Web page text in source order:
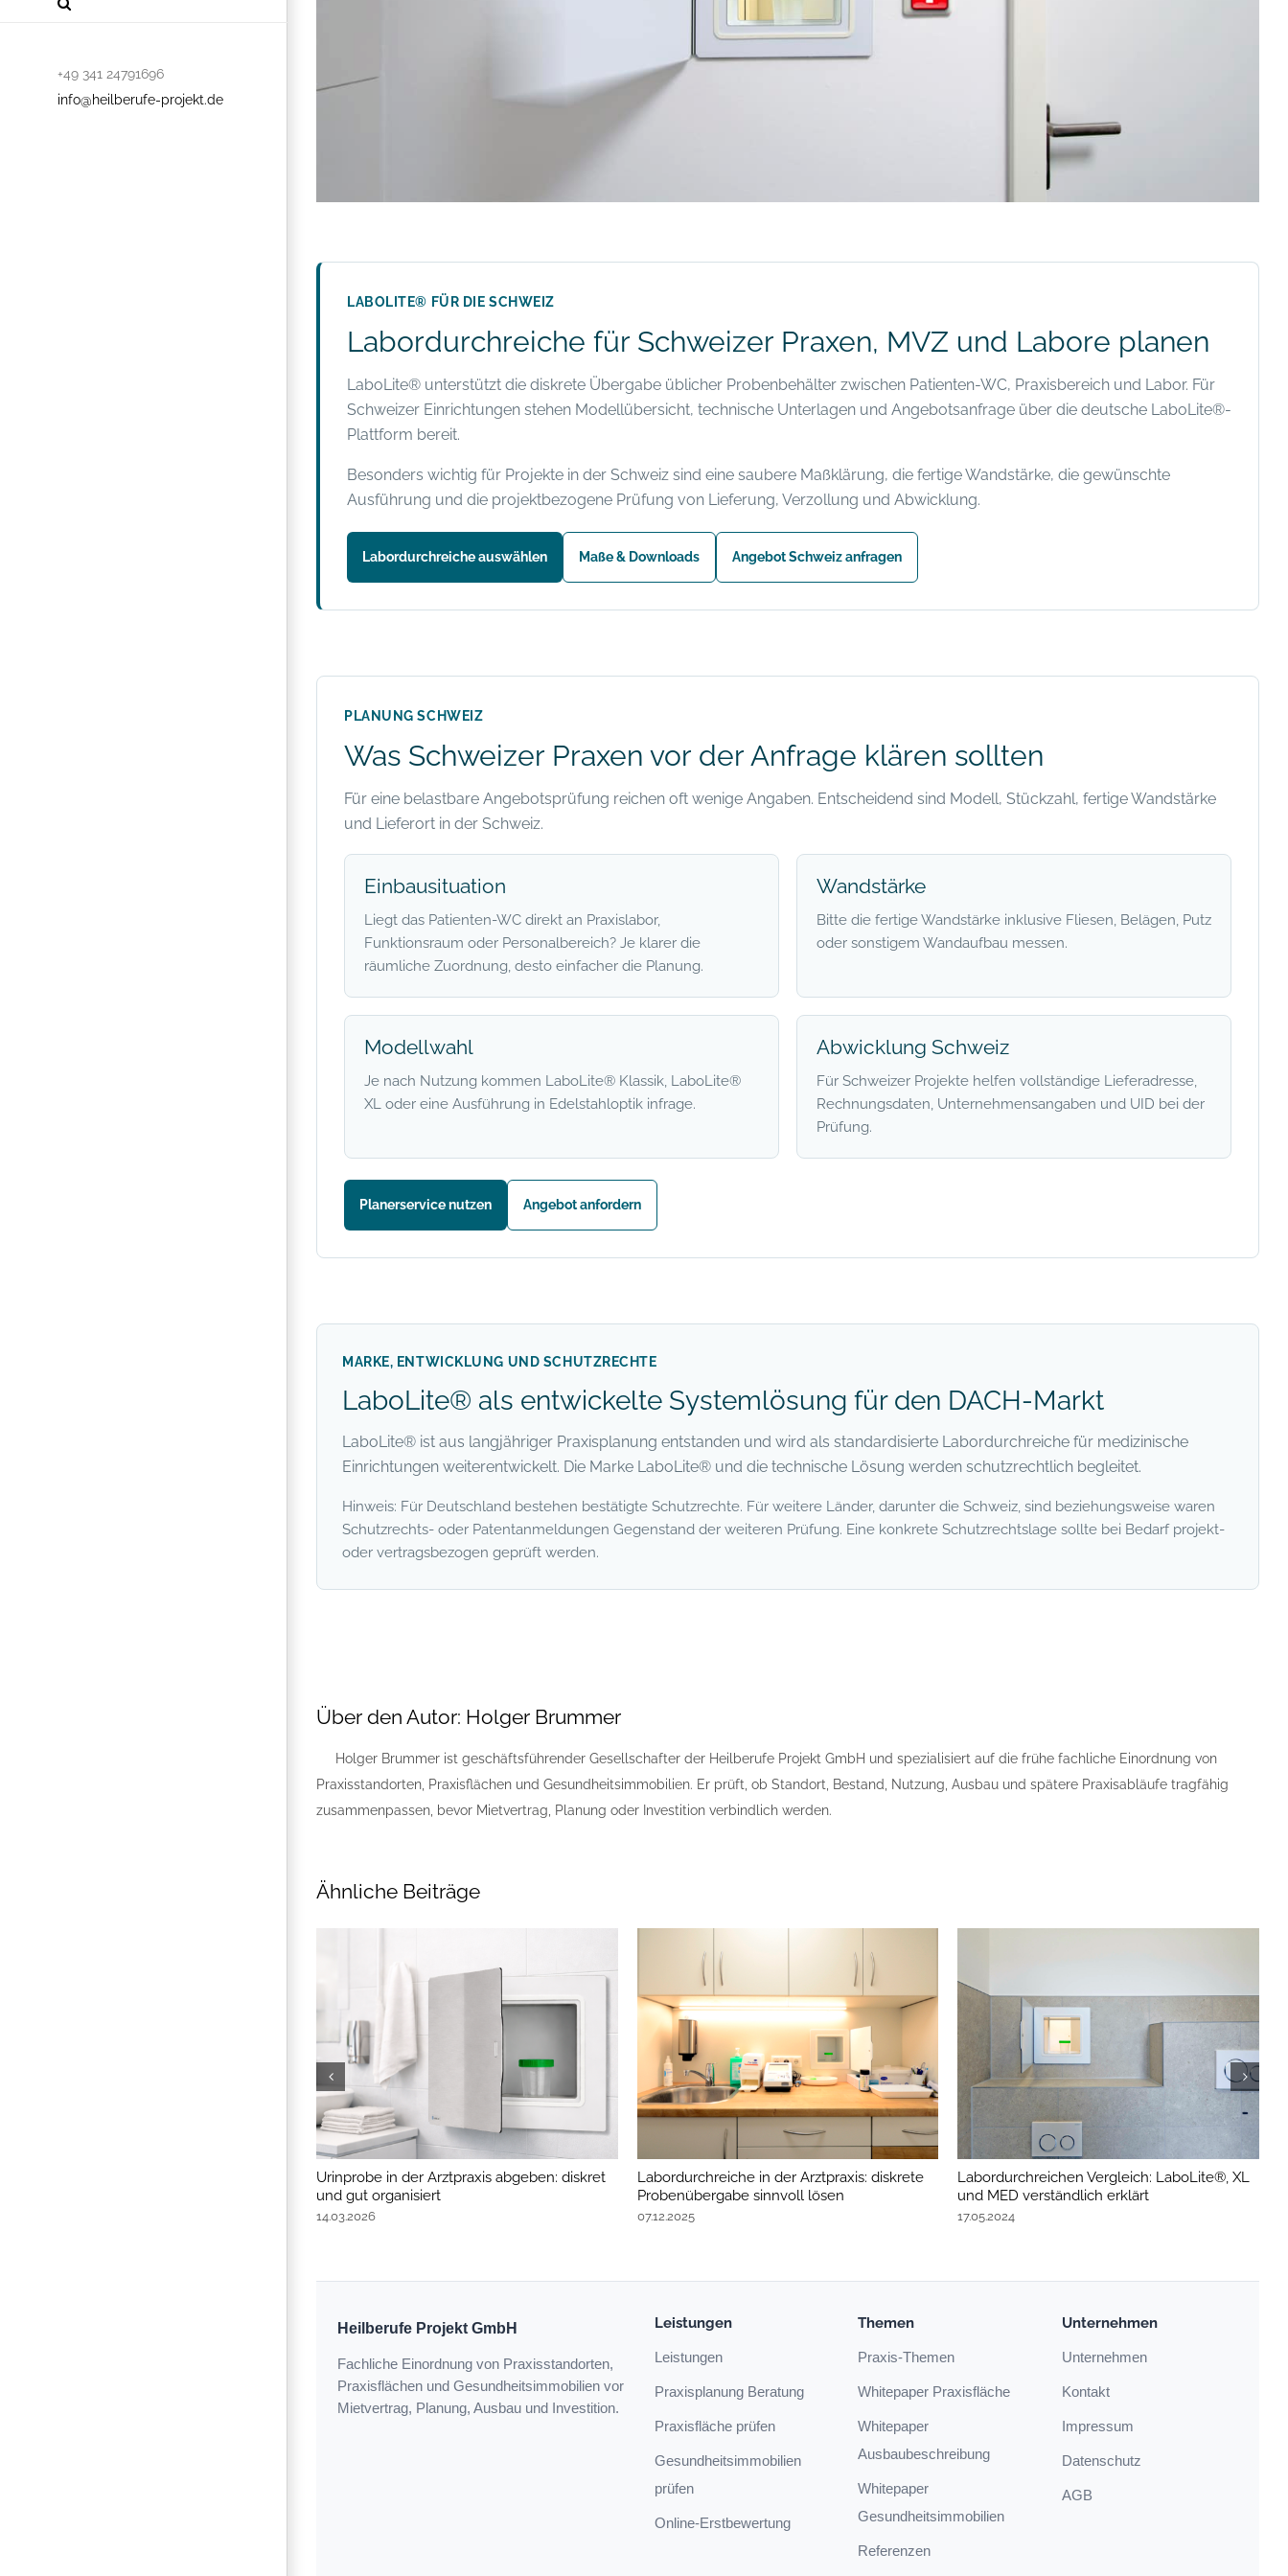
+49 341 24791696
info@heilberufe-projekt.de
LABOLITE® FÜR DIE SCHWEIZ
Labordurchreiche für Schweizer Praxen, MVZ und Labore planen
LaboLite® unterstützt die diskrete Übergabe üblicher Probenbehälter zwischen Patienten-WC, Praxisbereich und Labor. Für
Schweizer Einrichtungen stehen Modellübersicht, technische Unterlagen und Angebotsanfrage über die deutsche LaboLite®-
Plattform bereit.
Besonders wichtig für Projekte in der Schweiz sind eine saubere Maßklärung, die fertige Wandstärke, die gewünschte
Ausführung und die projektbezogene Prüfung von Lieferung, Verzollung und Abwicklung.
Labordurchreiche auswählen Maße & Downloads Angebot Schweiz anfragen
PLANUNG SCHWEIZ
Was Schweizer Praxen vor der Anfrage klären sollten
Für eine belastbare Angebotsprüfung reichen oft wenige Angaben. Entscheidend sind Modell, Stückzahl, fertige Wandstärke
und Lieferort in der Schweiz.
Einbausituation
Liegt das Patienten-WC direkt an Praxislabor,
Funktionsraum oder Personalbereich? Je klarer die
räumliche Zuordnung, desto einfacher die Planung.
Wandstärke
Bitte die fertige Wandstärke inklusive Fliesen, Belägen, Putz
oder sonstigem Wandaufbau messen.
Modellwahl
Je nach Nutzung kommen LaboLite® Klassik, LaboLite®
XL oder eine Ausführung in Edelstahloptik infrage.
Abwicklung Schweiz
Für Schweizer Projekte helfen vollständige Lieferadresse,
Rechnungsdaten, Unternehmensangaben und UID bei der
Prüfung.
Planerservice nutzen Angebot anfordern
MARKE, ENTWICKLUNG UND SCHUTZRECHTE
LaboLite® als entwickelte Systemlösung für den DACH-Markt
LaboLite® ist aus langjähriger Praxisplanung entstanden und wird als standardisierte Labordurchreiche für medizinische
Einrichtungen weiterentwickelt. Die Marke LaboLite® und die technische Lösung werden schutzrechtlich begleitet.
Hinweis: Für Deutschland bestehen bestätigte Schutzrechte. Für weitere Länder, darunter die Schweiz, sind beziehungsweise waren
Schutzrechts- oder Patentanmeldungen Gegenstand der weiteren Prüfung. Eine konkrete Schutzrechtslage sollte bei Bedarf projekt-
oder vertragsbezogen geprüft werden.
Über den Autor: Holger Brummer
Holger Brummer ist geschäftsführender Gesellschafter der Heilberufe Projekt GmbH und spezialisiert auf die frühe fachliche Einordnung von
Praxisstandorten, Praxisflächen und Gesundheitsimmobilien. Er prüft, ob Standort, Bestand, Nutzung, Ausbau und spätere Praxisabläufe tragfähig
zusammenpassen, bevor Mietvertrag, Planung oder Investition verbindlich werden.
Ähnliche Beiträge
Urinprobe in der Arztpraxis abgeben: diskret
und gut organisiert
14.03.2026
Labordurchreiche in der Arztpraxis: diskrete
Probenübergabe sinnvoll lösen
07.12.2025
Labordurchreichen Vergleich: LaboLite®, XL
und MED verständlich erklärt
17.05.2024
Heilberufe Projekt GmbH
Fachliche Einordnung von Praxisstandorten,
Praxisflächen und Gesundheitsimmobilien vor
Mietvertrag, Planung, Ausbau und Investition.
Leistungen
Leistungen
Praxisplanung Beratung
Praxisfläche prüfen
Gesundheitsimmobilien
prüfen
Online-Erstbewertung
Themen
Praxis-Themen
Whitepaper Praxisfläche
Whitepaper
Ausbaubeschreibung
Whitepaper
Gesundheitsimmobilien
Referenzen
Unternehmen
Unternehmen
Kontakt
Impressum
Datenschutz
AGB